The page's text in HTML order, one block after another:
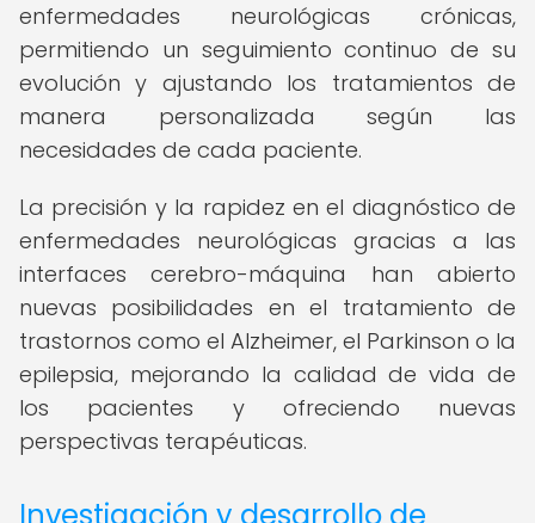
enfermedades neurológicas crónicas,
permitiendo un seguimiento continuo de su
evolución y ajustando los tratamientos de
manera personalizada según las
necesidades de cada paciente.
La precisión y la rapidez en el diagnóstico de
enfermedades neurológicas gracias a las
interfaces cerebro-máquina han abierto
nuevas posibilidades en el tratamiento de
trastornos como el Alzheimer, el Parkinson o la
epilepsia, mejorando la calidad de vida de
los pacientes y ofreciendo nuevas
perspectivas terapéuticas.